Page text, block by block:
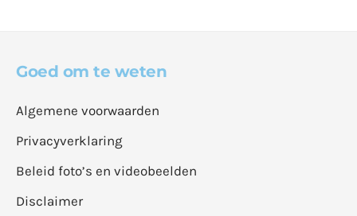
Goed om te weten
Algemene voorwaarden
Privacyverklaring
Beleid foto’s en videobeelden
Disclaimer